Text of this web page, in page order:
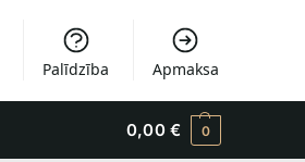
Palīdzība Apmaksa
0,00 € 0